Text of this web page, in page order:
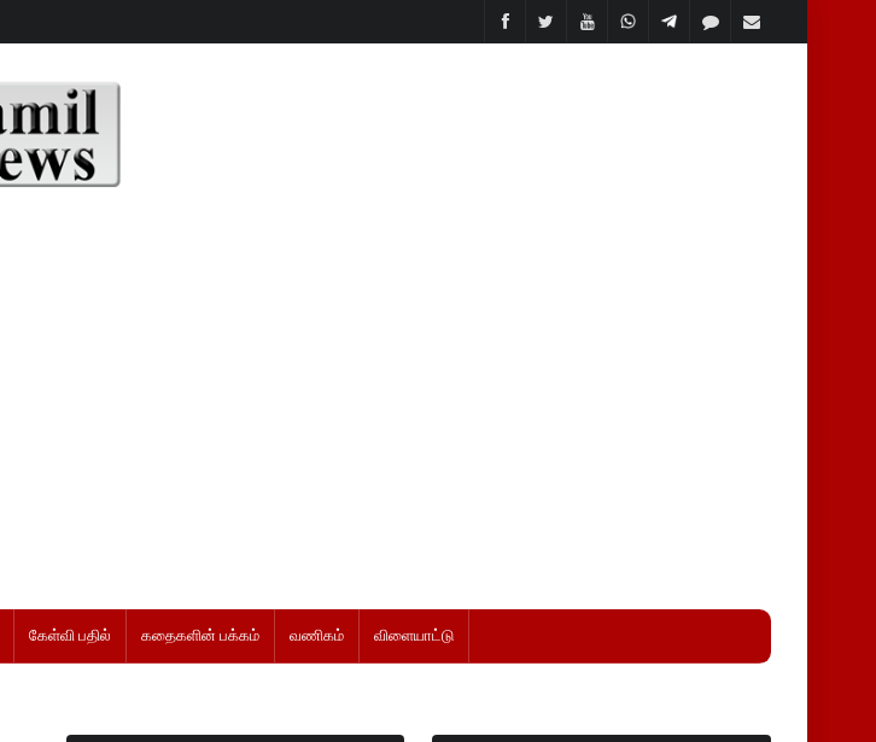
கேள்வி பதில் கதைகளின் பக்கம் வணிகம் விளையாட்டு